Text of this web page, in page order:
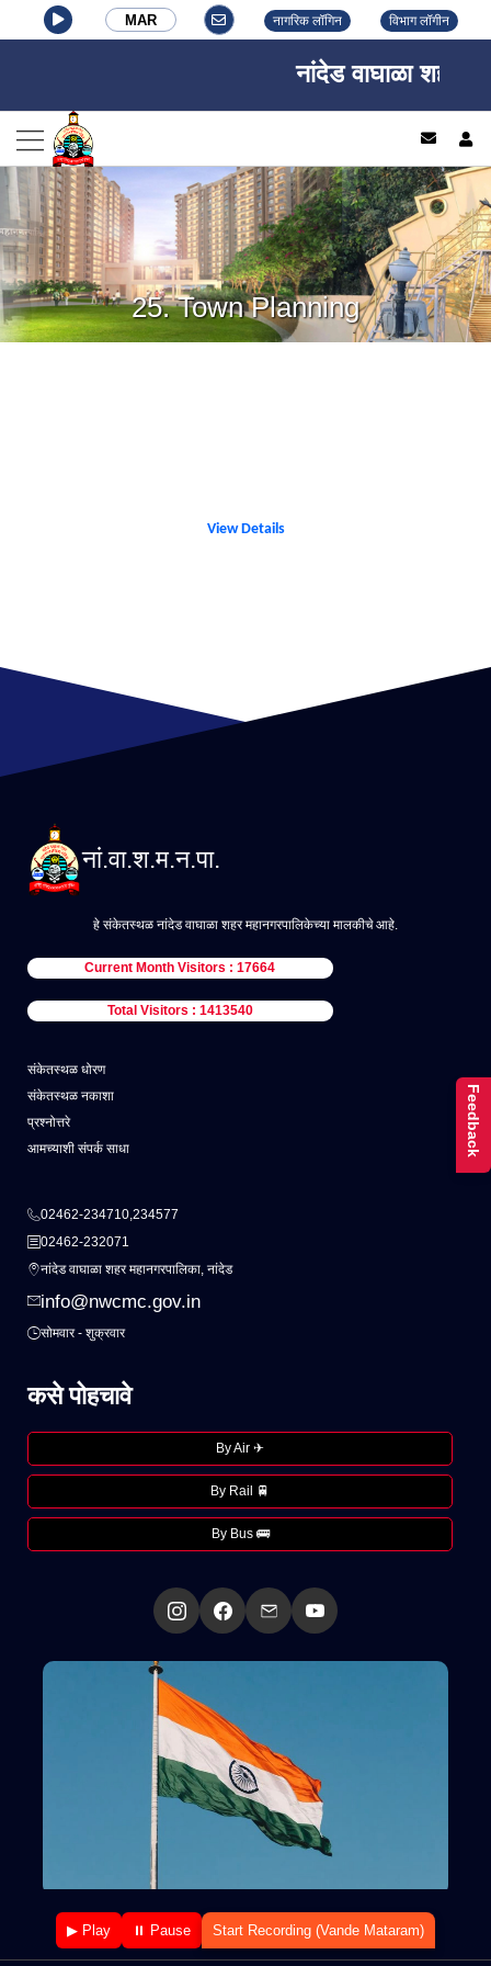
MAR नागरिक लॉगिन विभाग लॉगीन
नांदेड वाघाळा शहर
25. Town Planning
View Details
नां.वा.श.म.न.पा.
हे संकेतस्थळ नांदेड वाघाळा शहर महानगरपालिकेच्या मालकीचे आहे.
Current Month Visitors : 17664
Total Visitors : 1413540
संकेतस्थळ धोरण
संकेतस्थळ नकाशा
प्रश्नोत्तरे
आमच्याशी संपर्क साधा
02462-234710,234577
02462-232071
नांदेड वाघाळा शहर महानगरपालिका, नांदेड
info@nwcmc.gov.in
सोमवार - शुक्रवार
कसे पोहचावे
By Air ✈
By Rail 🚆
By Bus 🚌
▶ Play ⏸ Pause Start Recording (Vande Mataram)
Feedback